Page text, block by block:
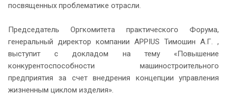
посвященных проблематике отрасли.
Председатель Оргкомитета практического Форума,
генеральный директор компании APPIUS Тимошин А.Г. ,
выступит с докладом на тему «Повышение
конкурентоспособности машиностроительного
предприятия за счет внедрения концепции управления
жизненным циклом изделия».